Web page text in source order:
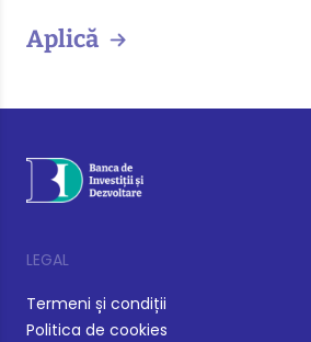
Aplică
LEGAL
Termeni și condiții
Politica de cookies